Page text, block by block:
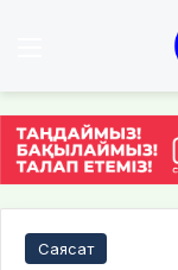
Саясат